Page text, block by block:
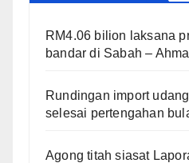
RM4.06 bilion laksana
bandar di Sabah –
Rundingan import
selesai pertengahan
Agong titah siasat